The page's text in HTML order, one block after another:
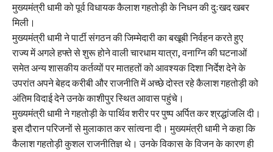
मुख्यमंत्री धामी को पूर्व विधायक कैलाश गहतोड़ी के निधन की दुःखद खबर
मिली।
मुख्यमंत्री धामी ने पार्टी संगठन की जिम्मेदारी का बखूबी निर्वहन करते हुए
राज्य में अगले हफ्ते से शुरू होने वाली चारधाम यात्रा, वनाग्नि की घटनाओं
समेत अन्य शासकीय कर्तव्यों पर मातहतों को आवश्यक दिशा निर्देश देने के
उपरांत अपने बेहद करीबी और राजनीति में अच्छे दोस्त रहे कैलाश गहतोड़ी को
अंतिम विदाई देने उनके काशीपुर स्थित आवास पहुंचे।
मुख्यमंत्री धामी ने गहतोड़ी के पार्थिव शरीर पर पुष्प अर्पित कर श्रद्धांजलि दी।
इस दौरान परिजनों से मुलाकात कर सांत्वना दी। मुख्यमंत्री धामी ने कहा कि
कैलाश गहतोड़ी कुशल राजनीतिज्ञ थे। उनके विकास के विजन के कारण ही